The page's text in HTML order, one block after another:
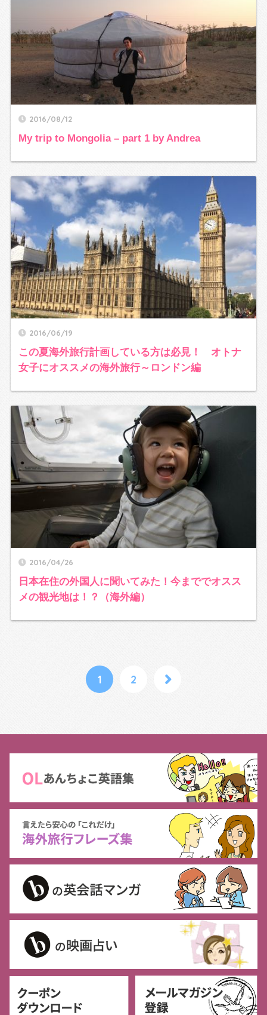
2016/08/12
My trip to Mongolia – part 1 by Andrea
2016/06/19
この夏海外旅行計画している方は必見！ オトナ
女子にオススメの海外旅行～ロンドン編
2016/04/26
日本在住の外国人に聞いてみた！今まででオスス
メの観光地は！？（海外編）
1 2